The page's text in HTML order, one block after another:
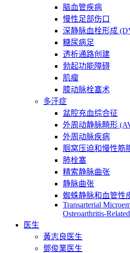
脑血管疾病
慢性足部伤口
深静脉血栓形成
糖尿病足
透析通路创建
勃起功能障碍
肌瘤
膝动脉栓塞术
多汗症
盆腔充血综合征
外周动静脉畸形
外周动脉疾病
腘窝压迫和慢性筋
肺栓塞
精索静脉曲张
静脉曲张
蜘蛛静脉和血管性
Transarterial
Osteoarthritis-
医生
黃志良医生
鄧俊業医生